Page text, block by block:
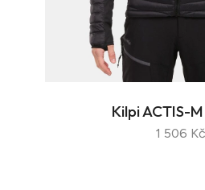
Kilpi ACTIS-
1 506 Kč